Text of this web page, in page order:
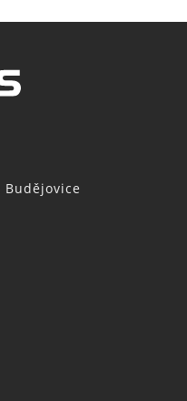
Budějovice